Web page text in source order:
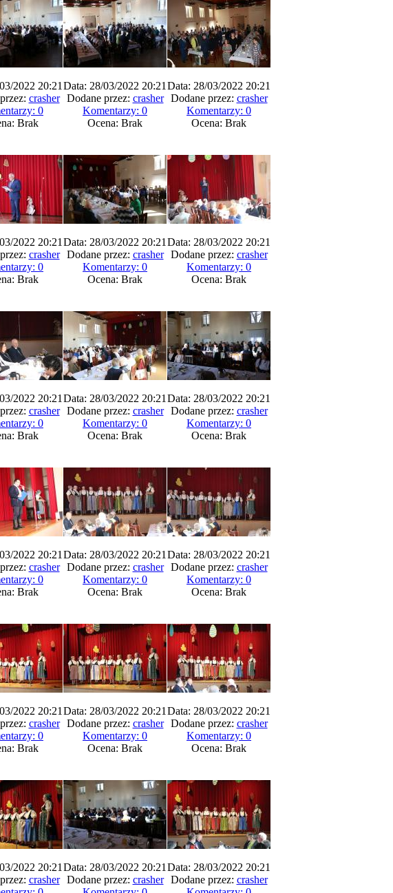
2022 20:21
crasher
0
Brak
Data: 28/03/2022 20:21
Dodane przez: crasher
Komentarzy: 0
Ocena: Brak
Data: 28/03/2022 20:21
Dodane przez: crasher
Komentarzy: 0
Ocena: Brak
2022 20:21
crasher
0
Brak
Data: 28/03/2022 20:21
Dodane przez: crasher
Komentarzy: 0
Ocena: Brak
Data: 28/03/2022 20:21
Dodane przez: crasher
Komentarzy: 0
Ocena: Brak
2022 20:21
crasher
0
Brak
Data: 28/03/2022 20:21
Dodane przez: crasher
Komentarzy: 0
Ocena: Brak
Data: 28/03/2022 20:21
Dodane przez: crasher
Komentarzy: 0
Ocena: Brak
2022 20:21
crasher
0
Brak
Data: 28/03/2022 20:21
Dodane przez: crasher
Komentarzy: 0
Ocena: Brak
Data: 28/03/2022 20:21
Dodane przez: crasher
Komentarzy: 0
Ocena: Brak
2022 20:21
crasher
0
Brak
Data: 28/03/2022 20:21
Dodane przez: crasher
Komentarzy: 0
Ocena: Brak
Data: 28/03/2022 20:21
Dodane przez: crasher
Komentarzy: 0
Ocena: Brak
2022 20:21
crasher
Data: 28/03/2022 20:21
Dodane przez: crasher
Data: 28/03/2022 20:21
Dodane przez: crasher